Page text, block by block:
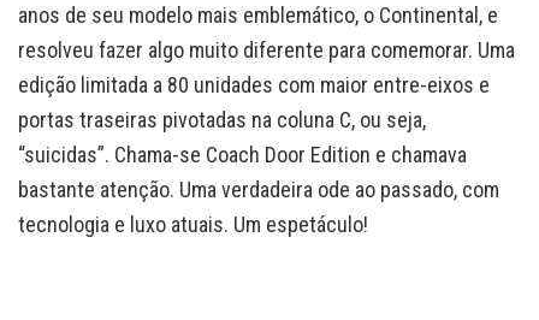
anos de seu modelo mais emblemático, o Continental, e
resolveu fazer algo muito diferente para comemorar. Uma
edição limitada a 80 unidades com maior entre-eixos e
portas traseiras pivotadas na coluna C, ou seja,
“suicidas”. Chama-se Coach Door Edition e chamava
bastante atenção. Uma verdadeira ode ao passado, com
tecnologia e luxo atuais. Um espetáculo!